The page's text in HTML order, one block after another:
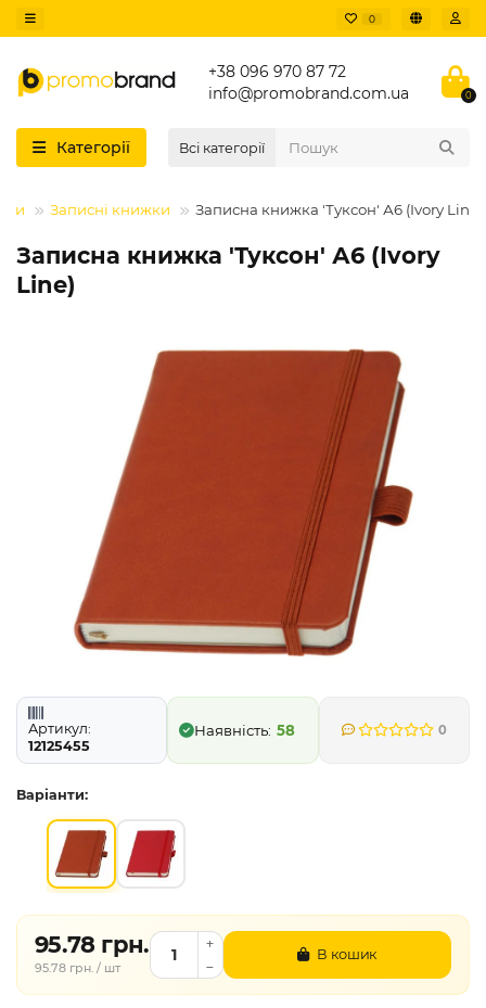
0
+38 096 970 87 72
info@promobrand.com.ua
0
Категорії Всі категорії
Записні книжки Записна книжка 'Туксон' А6 (Ivory Line)
Записна книжка 'Туксон' А6 (Ivory
Line)
Артикул:
12125455
58 0
Варіанти:
95.78 грн.
95.78 грн. / шт
В кошик